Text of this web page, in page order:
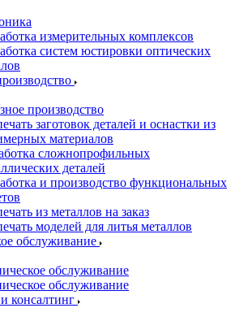
измерительных комплексов
систем юстировки оптических
производство
заготовок деталей и оснастки из
материалов
сложнопрофильных
деталей
и производство функциональных
из металлов на заказ
моделей для литья металлов
обслуживание
обслуживание
обслуживание
консалтинг